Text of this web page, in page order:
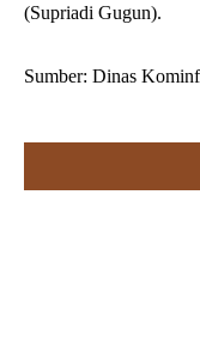
(Supriadi Gugun).
Sumber: Dinas